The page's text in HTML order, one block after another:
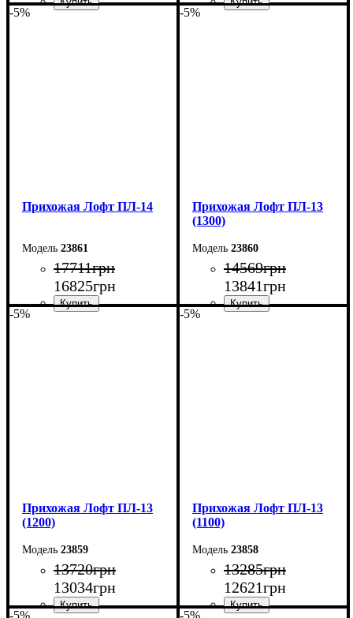
-5%
Прихожая Лофт ПЛ-14
23861
17711грн
16825грн
-5%
Прихожая Лофт ПЛ-13
(1300)
23860
14569грн
13841грн
-5%
Прихожая Лофт ПЛ-13
(1200)
23859
13720грн
13034грн
-5%
Прихожая Лофт ПЛ-13
(1100)
23858
13285грн
12621грн
-5% -5%